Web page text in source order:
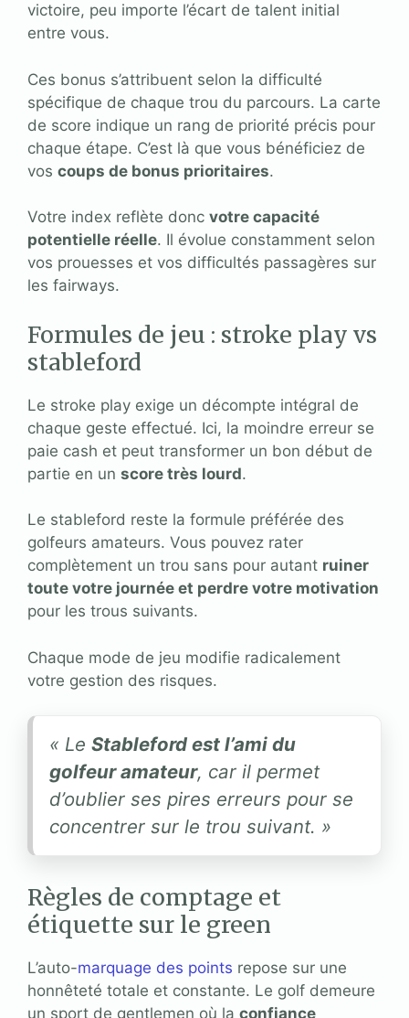
victoire, peu importe l’écart de talent initial
entre vous.
Ces bonus s’attribuent selon la difficulté
spécifique de chaque trou du parcours. La carte
de score indique un rang de priorité précis pour
chaque étape. C’est là que vous bénéficiez de
vos coups de bonus prioritaires.
Votre index reflète donc votre capacité
potentielle réelle. Il évolue constamment selon
vos prouesses et vos difficultés passagères sur
les fairways.
Formules de jeu : stroke play vs
stableford
Le stroke play exige un décompte intégral de
chaque geste effectué. Ici, la moindre erreur se
paie cash et peut transformer un bon début de
partie en un score très lourd.
Le stableford reste la formule préférée des
golfeurs amateurs. Vous pouvez rater
complètement un trou sans pour autant ruiner
toute votre journée et perdre votre motivation
pour les trous suivants.
Chaque mode de jeu modifie radicalement
votre gestion des risques.
« Le Stableford est l’ami du
golfeur amateur, car il permet
d’oublier ses pires erreurs pour se
concentrer sur le trou suivant. »
Règles de comptage et
étiquette sur le green
L’auto-marquage des points repose sur une
honnêteté totale et constante. Le golf demeure
un sport de gentlemen où la confiance